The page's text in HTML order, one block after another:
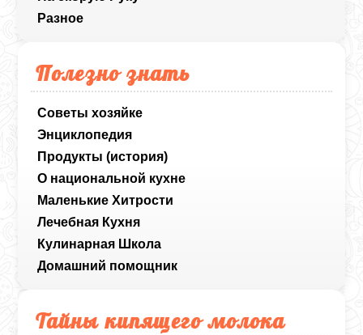
Разное
Полезно знать
Советы хозяйке
Энциклопедия
Продукты (история)
О национальной кухне
Маленькие Хитрости
Лечебная Кухня
Кулинарная Школа
Домашний помощник
Тайны кипящего молока